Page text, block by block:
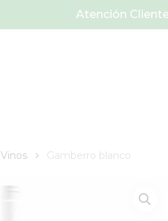
Atención
Vinos Gamberro blanco